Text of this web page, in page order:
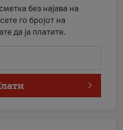
без најава на
го бројот на
да ја платите.